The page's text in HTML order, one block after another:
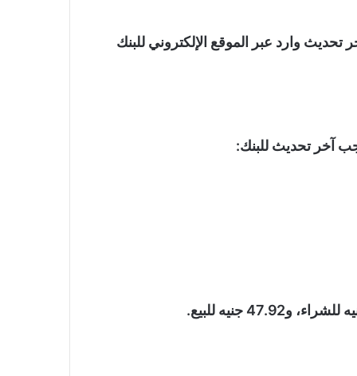
الأربعاء 1 مايو 2024، بحسب أخر تحديث وارد عبر الموقع الإلكتروني للبنك
آخر تحديث للبنك: